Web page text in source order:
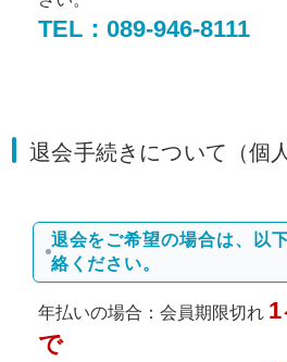
TEL：089-946-8111
退会手続きについて（個
退会をご希望の場合は、以
絡ください。
年払いの場合：会員期限切れ
で